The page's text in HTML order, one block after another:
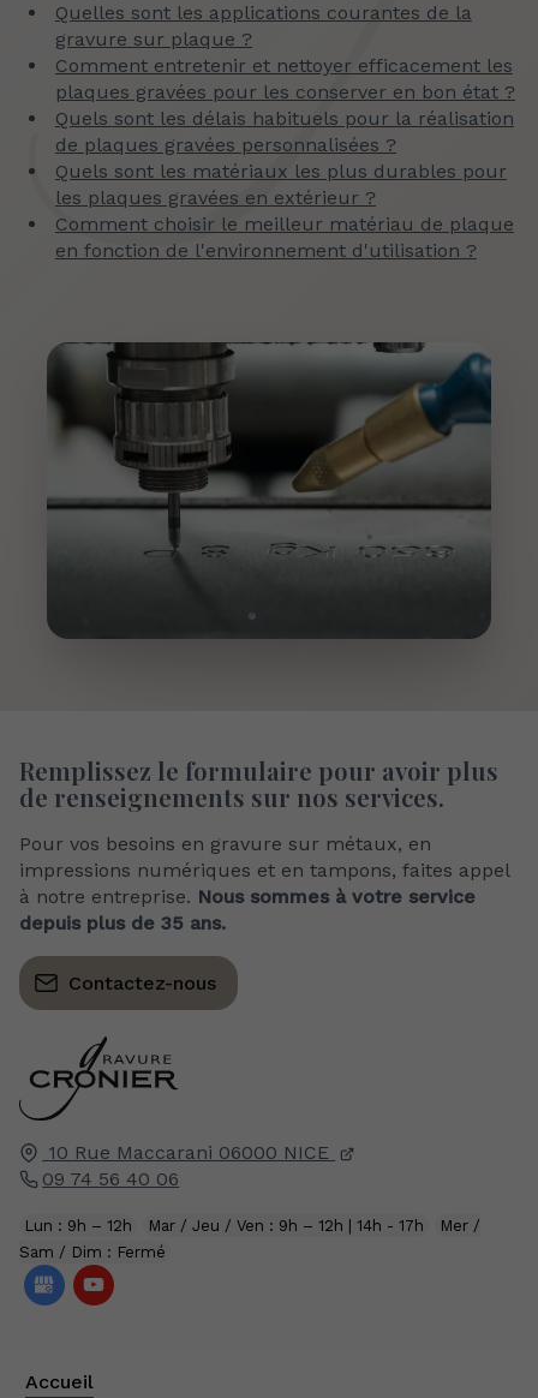
Quelles sont les applications courantes de la
gravure sur plaque ?
Comment entretenir et nettoyer efficacement les
plaques gravées pour les conserver en bon état ?
Quels sont les délais habituels pour la réalisation
de plaques gravées personnalisées ?
Quels sont les matériaux les plus durables pour
les plaques gravées en extérieur ?
Comment choisir le meilleur matériau de plaque
en fonction de l'environnement d'utilisation ?
10 Rue Maccarani 06000 NICE
09 74 56 40 06
Lun : 9h – 12h Mar / Jeu / Ven : 9h – 12h | 14h - 17h
Mer /
Sam / Dim : Fermé
Accueil
Remplissez le formulaire pour avoir plus
de renseignements sur nos services.
Pour vos besoins en gravure sur métaux, en
impressions numériques et en tampons, faites appel
à notre entreprise. Nous sommes à votre service
depuis plus de 35 ans.
Contactez-nous